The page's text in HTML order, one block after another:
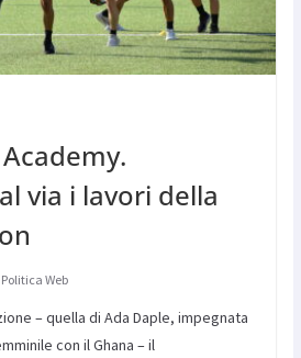
via i lavori della
Web
– quella di Ada Daple, impegnata
con il Ghana – il